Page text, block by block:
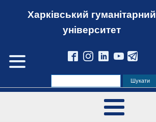
Харківський гуманітарний
університет